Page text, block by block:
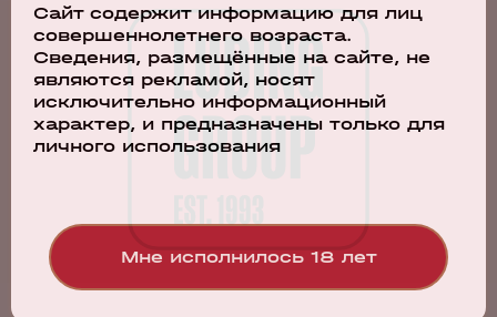
41388
Портвейн Dalva Vintage Porto C. Da Silva
8 520 руб. Бронь в 1 клик
Сайт содержит информацию для лиц
совершеннолетнего возраста.
Сведения, размещённые на сайте, не
являются рекламой, носят
исключительно информационный
характер, и предназначены только для
личного использования
Мне исполнилось 18 лет